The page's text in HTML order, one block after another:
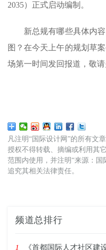
2035）正式启动编制。
新总规有哪些具体内容
图？在今天上午的规划草
场第一时间发回报道，敬请
凡注明“国际设计网”的所有文
授权不得转载、摘编或利用其
范围内使用，并注明“来源：
追究其相关法律责任。
频道总排行
1 《首都国际人才社区建